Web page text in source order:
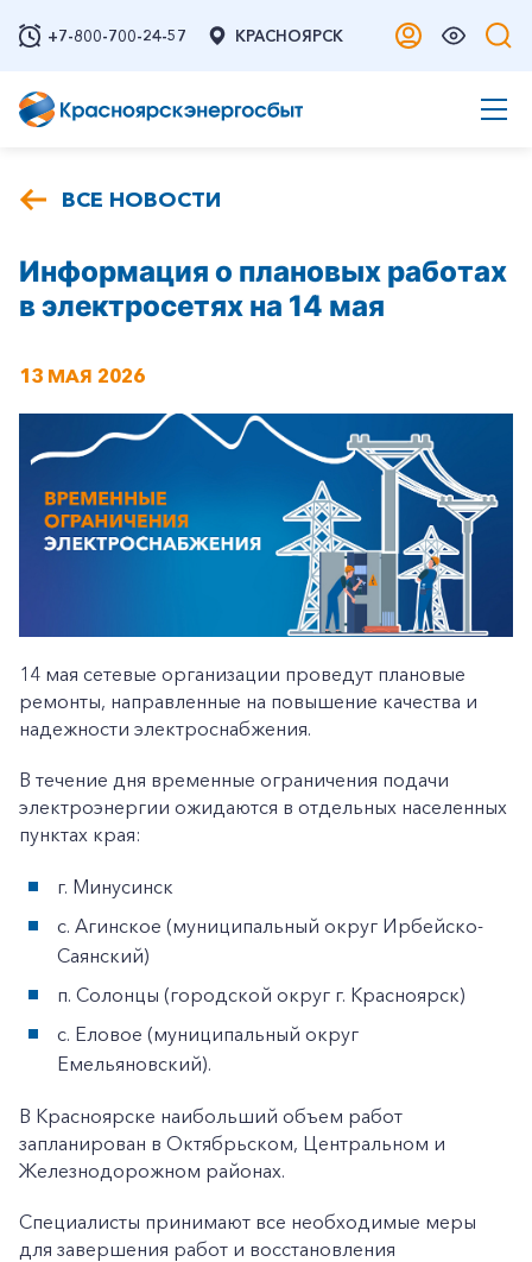
+7-800-700-24-57 КРАСНОЯРСК
ВСЕ НОВОСТИ
Информация о плановых работах
в электросетях на 14 мая
13 МАЯ 2026
14 мая сетевые организации проведут плановые
ремонты, направленные на повышение качества и
надежности электроснабжения.
В течение дня временные ограничения подачи
электроэнергии ожидаются в отдельных населенных
пунктах края:
г. Минусинск
с. Агинское (муниципальный округ Ирбейско-
Саянский)
п. Солонцы (городской округ г. Красноярск)
с. Еловое (муниципальный округ
Емельяновский).
В Красноярске наибольший объем работ
запланирован в Октябрьском, Центральном и
Железнодорожном районах.
Специалисты принимают все необходимые меры
для завершения работ и восстановления